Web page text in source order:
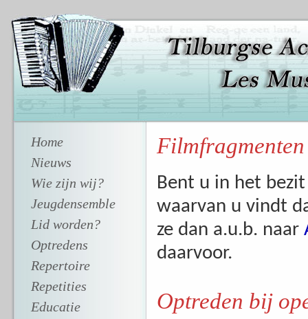
Home
Nieuws
Wie zijn wij?
Jeugdensemble
Lid worden?
Optredens
Repertoire
Repetities
Educatie
Filmfragmenten
Bent u in het
waarvan u vindt
ze dan a.u.b. naar
daarvoor.
Optreden bij